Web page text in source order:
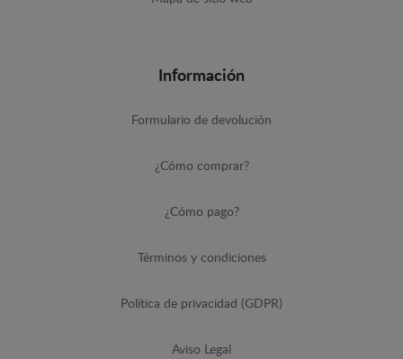
Información
Formulario de devolución
¿Cómo comprar?
¿Cómo pago?
Términos y condiciones
Política de privacidad (GDPR)
Aviso Legal